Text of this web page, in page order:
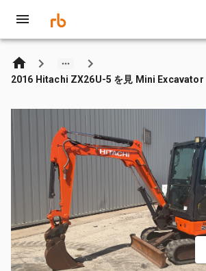
2016 Hitachi ZX26U-5 を見 Mini Excavator